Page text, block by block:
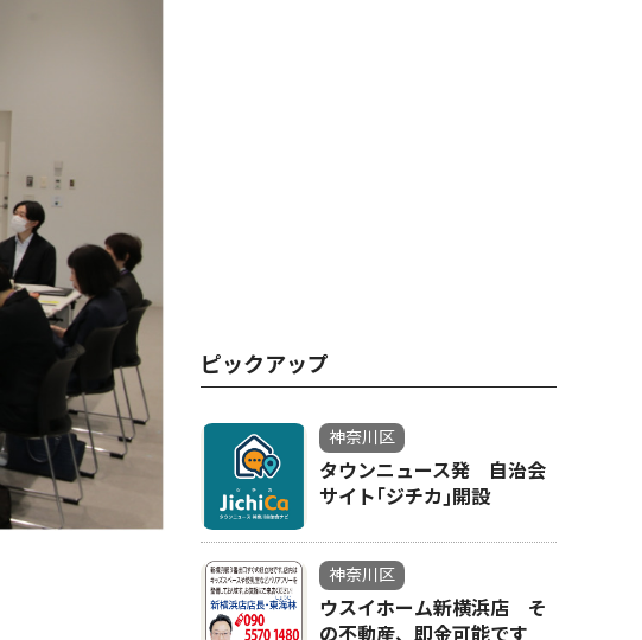
ピックアップ
神奈川区
タウンニュース発 自治会
サイト｢ジチカ｣開設
神奈川区
ウスイホーム新横浜店 そ
の不動産、即金可能です